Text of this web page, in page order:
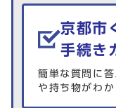
生活情報を
京都市
手続き
簡単な質問に
や持ち物がわか